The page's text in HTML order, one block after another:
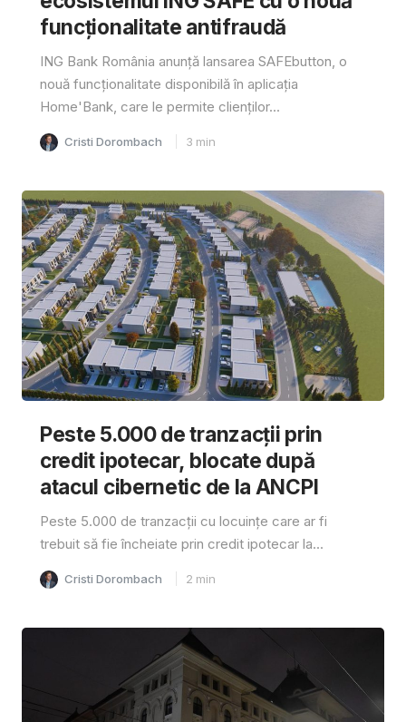
funcționalitate antifraudă
ING Bank România anunță lansarea SAFEbutton, o
nouă funcționalitate disponibilă în aplicația
Home'Bank, care le permite clienților...
Cristi Dorombach 3 min
Peste 5.000 de tranzacții prin
credit ipotecar, blocate după
atacul cibernetic de la ANCPI
Peste 5.000 de tranzacții cu locuințe care ar fi
trebuit să fie încheiate prin credit ipotecar la...
Cristi Dorombach 2 min